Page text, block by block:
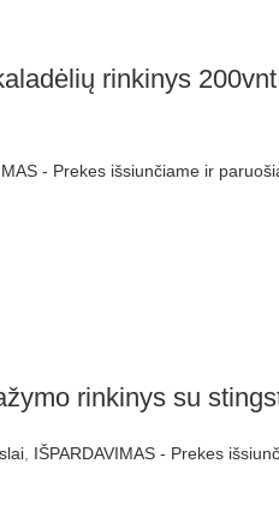
rinkinys
- Prekes išsiunčiame ir
rinkinys su
IŠPARDAVIMAS - Prekes